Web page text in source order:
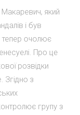
який
і був
тепер очолює
Про це
розвідки
Згідно з
групу з